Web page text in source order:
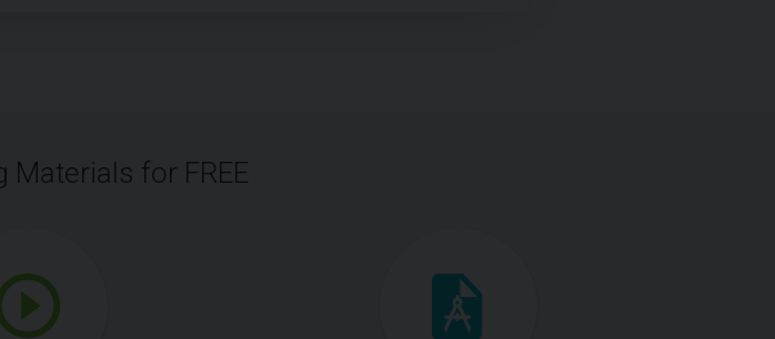
Materials for FREE